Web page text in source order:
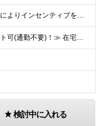
≪お客様や案件の紹介によりインセンティブを支給！≫ 月給25万円～71.4万円＋賞与年2回(2ヶ月)＋各種手当 ◎経験やスキルを考慮の上、優遇します ◎上記月給は固定残業代月45時間分(月額5万6
≪全国からフルリモート可(通勤不要)！≫ 在宅勤務、または首都圏を中心とするお客様先 ★転勤はありません ■本社 東京都品川区南大井6-26-2 大森ベルポートB館8F
検討中に入れる